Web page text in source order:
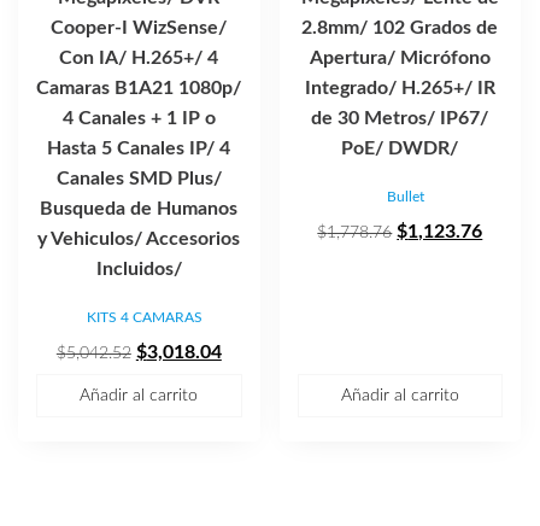
Cooper-I WizSense/
Con IA/ H.265+/ 4
Camaras B1A21 1080p/
4 Canales + 1 IP o
Hasta 5 Canales IP/ 4
Canales SMD Plus/
Busqueda de Humanos
y Vehiculos/ Accesorios
Incluidos/
KITS 4 CAMARAS
$5,042.52 El
$3,018.04El
Añadir al carrito
2.8mm/ 102 Grados de
Apertura/ Micrófono
Integrado/ H.265+/ IR
de 30 Metros/ IP67/
PoE/ DWDR/
Bullet
$1,778.76 El
$1,123.76El
Añadir al carrito